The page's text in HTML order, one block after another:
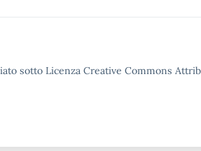
sotto Licenza Creative Commons